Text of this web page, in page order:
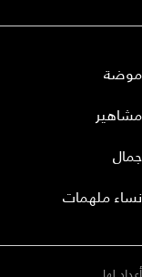
موضة
مشاهير
جمال
نساء ملهمات